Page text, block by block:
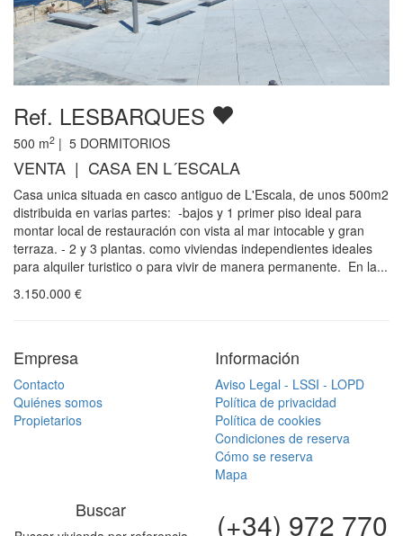
Ref. LESBARQUES
500 m2 | 5 DORMITORIOS
VENTA | CASA EN L´ESCALA
Casa unica situada en casco antiguo de L'Escala, de unos 500m2
distribuida en varias partes: -bajos y 1 primer piso ideal para
montar local de restauración con vista al mar intocable y gran
terraza. - 2 y 3 plantas. como viviendas independientes ideales
para alquiler turistico o para vivir de manera permanente. En la...
3.150.000 €
Empresa
Contacto
Quiénes somos
Propietarios
Información
Aviso Legal - LSSI - LOPD
Política de privacidad
Política de cookies
Condiciones de reserva
Cómo se reserva
Mapa
Buscar (+34) 972 770